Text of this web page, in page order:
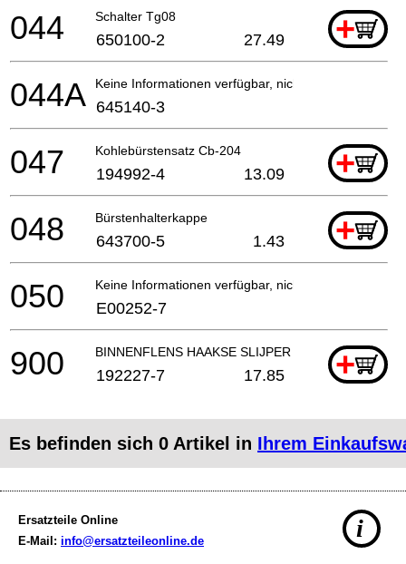
Schalter Tg08 +
044 650100-2 27.49
Keine Informationen verfügbar, nicht bestellbar
044A 645140-3
Kohlebürstensatz Cb-204 +
047 194992-4 13.09
Bürstenhalterkappe +
048 643700-5 1.43
Keine Informationen verfügbar, nicht bestellbar
050 E00252-7
BINNENFLENS HAAKSE SLIJPER "SUPER"+
900 192227-7 17.85
Es befinden sich 0 Artikel in Ihrem
Ersatzteile Online
E-Mail: info@ersatzteileonline.de i